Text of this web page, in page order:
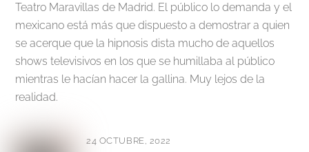
Teatro Maravillas de Madrid. El público lo demanda y el
mexicano está más que dispuesto a demostrar a quien
se acerque que la hipnosis dista mucho de aquellos
shows televisivos en los que se humillaba al público
mientras le hacían hacer la gallina. Muy lejos de la
realidad.
24 OCTUBRE, 2022